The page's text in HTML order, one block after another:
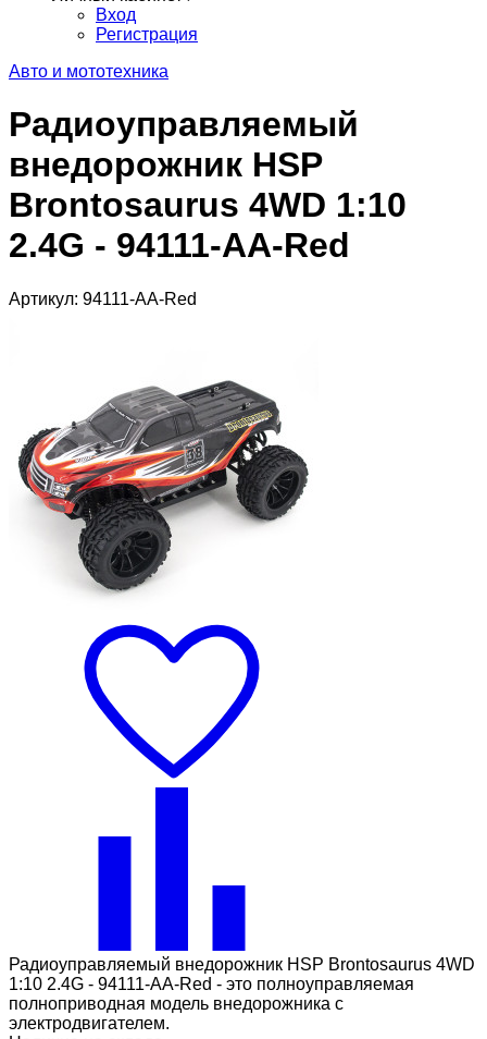
Вход
Регистрация
Авто и мототехника
Радиоуправляемый
внедорожник HSP
Brontosaurus 4WD 1:10
2.4G - 94111-AA-Red
Артикул: 94111-AA-Red
Радиоуправляемый внедорожник HSP Brontosaurus 4WD
1:10 2.4G - 94111-AA-Red - это полноуправляемая
полноприводная модель внедорожника с
электродвигателем.